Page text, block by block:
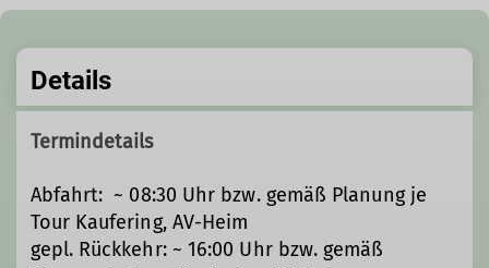
Details
Termindetails
Abfahrt: ~ 08:30 Uhr bzw. gemäß Planung je
Tour Kaufering, AV-Heim
gepl. Rückkehr: ~ 16:00 Uhr bzw. gemäß